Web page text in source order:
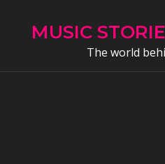
MUSIC
The world